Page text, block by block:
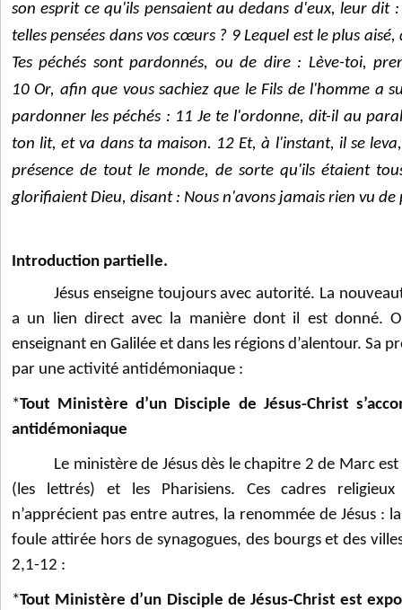
son esprit ce qu'ils pensaient au dedans d'eux, leur dit
telles pensées dans vos cœurs ? 9 Lequel est le plus
Tes péchés sont pardonnés, ou de dire : Lève-toi,
10 Or, afin que vous sachiez que le Fils de l'homme a
pardonner les péchés : 11 Je te l'ordonne, dit-il au
ton lit, et va dans ta maison. 12 Et, à l'instant, il se
présence de tout le monde, de sorte qu'ils étaient
glorifiaient Dieu, disant : Nous n'avons jamais rien vu de
Introduction partielle.
Jésus enseigne toujours avec autorité. La
a un lien direct avec la manière dont il est donné.
enseignant en Galilée et dans les régions d’alentour. Sa
par une activité antidémoniaque :
*Tout Ministère d’un Disciple de Jésus-Christ
antidémoniaque
Le ministère de Jésus dès le chapitre 2 de Marc
(les lettrés) et les Pharisiens. Ces cadres
n’apprécient pas entre autres, la renommée de Jésus :
foule attirée hors de synagogues, des bourgs et des
2,1-12 :
*Tout Ministère d’un Disciple de Jésus-Christ est